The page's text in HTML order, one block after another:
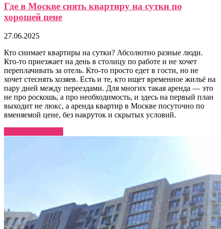
Где в Москве снять квартиру на сутки по
хорошей цене
27.06.2025
Кто снимает квартиры на сутки? Абсолютно разные люди.
Кто-то приезжает на день в столицу по работе и не хочет
переплачивать за отель. Кто-то просто едет в гости, но не
хочет стеснять хозяев. Есть и те, кто ищет временное жильё на
пару дней между переездами. Для многих такая аренда — это
не про роскошь, а про необходимость, и здесь на первый план
выходит не люкс, а аренда квартир в Москве посуточно по
вменяемой цене, без накруток и скрытых условий.